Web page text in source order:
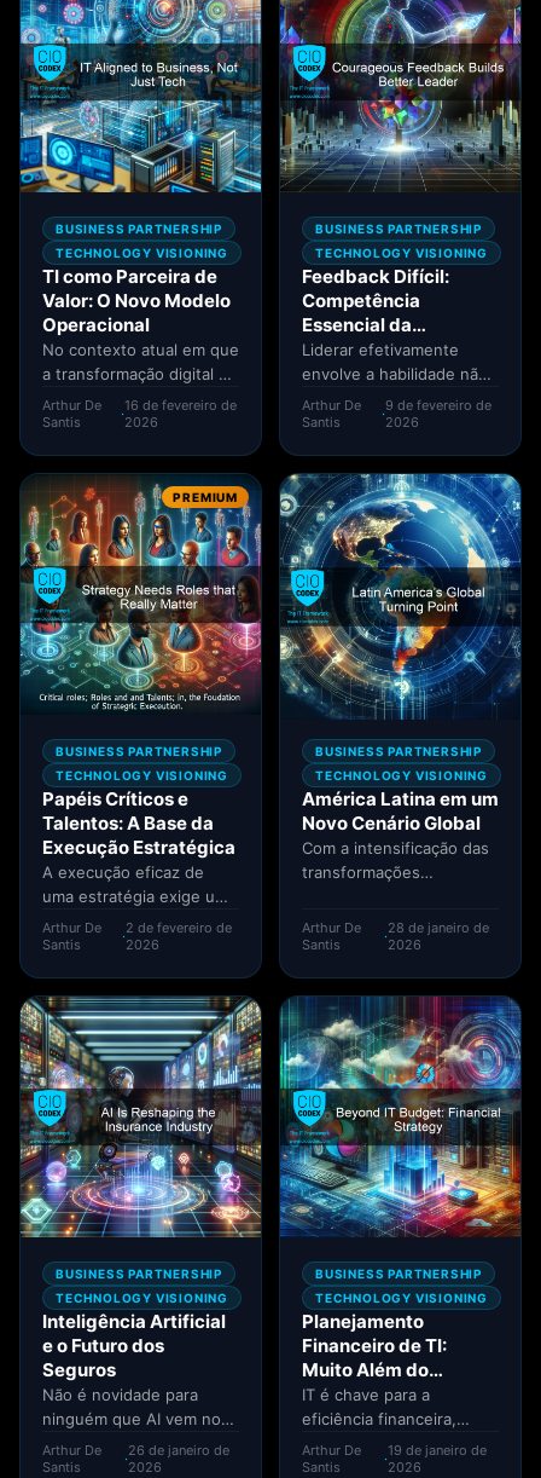
BUSINESS PARTNERSHIP
TECHNOLOGY VISIONING
TI como Parceira de
Valor: O Novo Modelo
Operacional
No contexto atual em que
a transformação digital se
funde de forma
indissociável à estratégia
Arthur De
Santis
·16 de fevereiro de
2026
BUSINESS PARTNERSHIP
TECHNOLOGY VISIONING
Feedback Difícil:
Competência
Essencial da
Liderança
Liderar efetivamente
envolve a habilidade não
apenas de dirigir e
motivar uma equipe, mas
Arthur De
Santis
·9 de fevereiro de
2026
PREMIUM
BUSINESS PARTNERSHIP
TECHNOLOGY VISIONING
Papéis Críticos e
Talentos: A Base da
Execução Estratégica
A execução eficaz de
uma estratégia exige um
profundo entendimento
dos papéis críticos dentro
Arthur De
Santis
·2 de fevereiro de
2026
BUSINESS PARTNERSHIP
TECHNOLOGY VISIONING
América Latina em um
Novo Cenário Global
Com a intensificação das
transformações
e tecnológicas
observadas nos últimos
Arthur De
Santis
·28 de janeiro de
2026
BUSINESS PARTNERSHIP
TECHNOLOGY VISIONING
Inteligência Artificial
e o Futuro dos
Seguros
Não é novidade para
ninguém que AI vem nos
últimos anos
transformando diversas
Arthur De
Santis
·26 de janeiro de
2026
BUSINESS PARTNERSHIP
TECHNOLOGY VISIONING
Planejamento
Financeiro de TI:
Muito Além do
Orçamento
IT é chave para a
eficiência financeira,
afinal, a cada dia os
custos em tecnologia
Arthur De
Santis
·19 de janeiro de
2026